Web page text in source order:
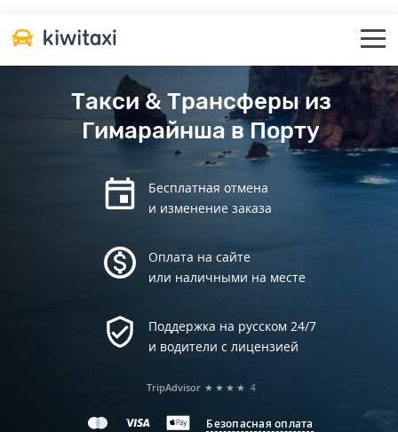
Такси & Трансферы из
Гимарайнша в Порту
Бесплатная отмена
и изменение заказа
Оплата на сайте
или наличными на месте
Поддержка на русском 24/7
и водители с лицензией
Безопасная оплата
TripAdvisor ★★★★ 4